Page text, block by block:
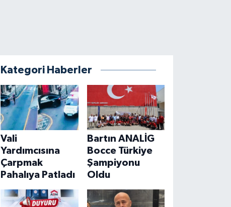
Kategori Haberler
Vali
Yardımcısına
Çarpmak
Pahalıya Patladı
Bartın ANALİG
Bocce Türkiye
Şampiyonu
Oldu